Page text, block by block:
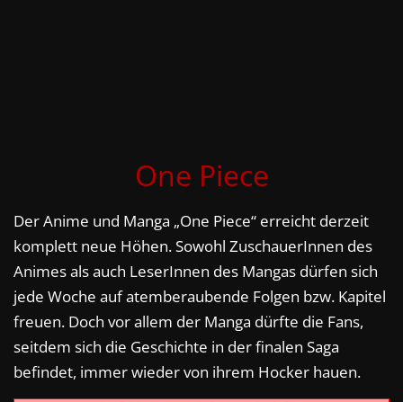
One Piece
Der Anime und Manga „One Piece“ erreicht derzeit
komplett neue Höhen. Sowohl ZuschauerInnen des
Animes als auch LeserInnen des Mangas dürfen sich
jede Woche auf atemberaubende Folgen bzw. Kapitel
freuen. Doch vor allem der Manga dürfte die Fans,
seitdem sich die Geschichte in der finalen Saga
befindet, immer wieder von ihrem Hocker hauen.